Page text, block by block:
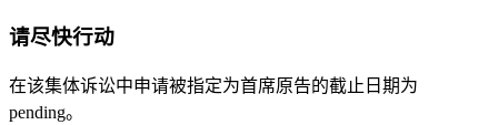
请尽快行动
在该集体诉讼中申请被指定为首席原告的截止日期为
pending。